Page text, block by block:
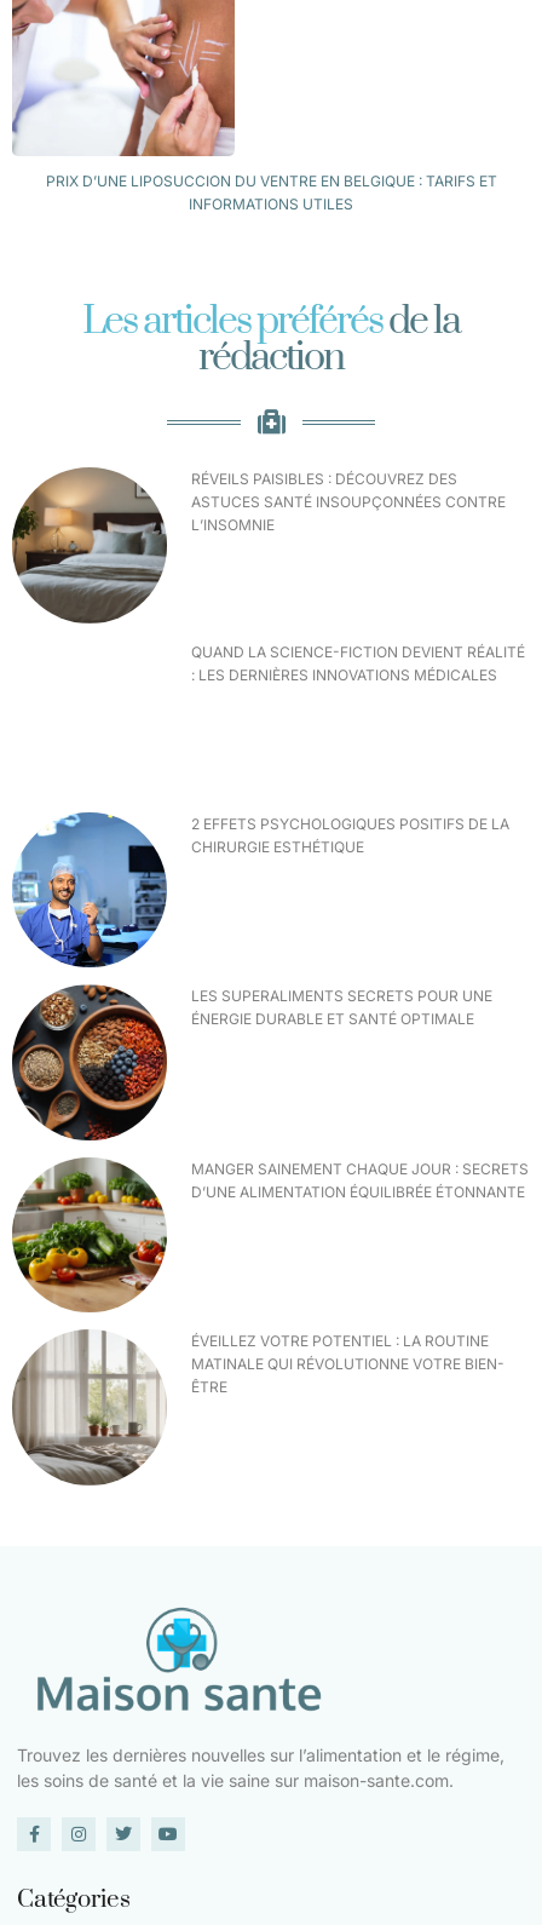
PRIX D’UNE LIPOSUCCION DU VENTRE EN BELGIQUE : TARIFS ET
INFORMATIONS UTILES
Les articles préférésde la
rédaction
RÉVEILS PAISIBLES : DÉCOUVREZ DES
ASTUCES SANTÉ INSOUPÇONNÉES CONTRE
L’INSOMNIE
QUAND LA SCIENCE-FICTION DEVIENT RÉALITÉ
: LES DERNIÈRES INNOVATIONS MÉDICALES
2 EFFETS PSYCHOLOGIQUES POSITIFS DE LA
CHIRURGIE ESTHÉTIQUE
LES SUPERALIMENTS SECRETS POUR UNE
ÉNERGIE DURABLE ET SANTÉ OPTIMALE
MANGER SAINEMENT CHAQUE JOUR : SECRETS
D’UNE ALIMENTATION ÉQUILIBRÉE ÉTONNANTE
ÉVEILLEZ VOTRE POTENTIEL : LA ROUTINE
MATINALE QUI RÉVOLUTIONNE VOTRE BIEN-
ÊTRE
Trouvez les dernières nouvelles sur l’alimentation et le régime,
les soins de santé et la vie saine sur maison-sante.com.
Catégories